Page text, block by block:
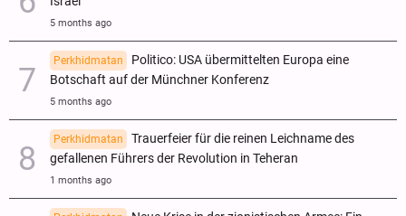
5 months ago
Perkhidmatan
Politico: USA übermittelten Europa eine
Botschaft auf der Münchner Konferenz
5 months ago
Perkhidmatan
Trauerfeier für die reinen Leichname des
gefallenen Führers der Revolution in Teheran
1 months ago